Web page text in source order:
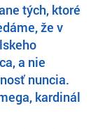
tých, ktoré
že v
a nie
nuncia.
kardinál